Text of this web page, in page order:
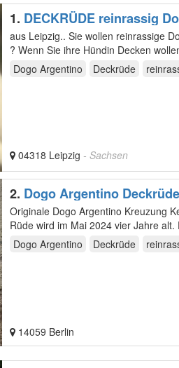
1. DECKRÜDE reinrassig
aus Leipzig.. Sie wollen reinrassige
? Wenn Sie ihre Hündin Decken
Dogo Argentino
Deckrüde
04318 Leipzig - Sachsen
2. Dogo Argentino Deckrüde
Originale Dogo Argentino Kreuzung Keine als original angegebene Fälschung . Unser Dogo Argentino
Rüde wird im Mai 2024 vier Jahre
der…
Dogo Argentino Deckrüde
14059 Berlin